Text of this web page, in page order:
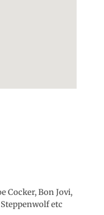
Cocker, Bon Jovi,
Steppenwolf etc